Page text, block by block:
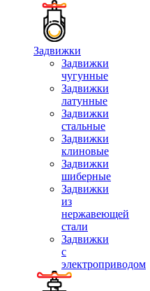
Задвижки
Задвижки
чугунные
Задвижки
латунные
Задвижки
стальные
Задвижки
клиновые
Задвижки
шиберные
Задвижки
из
нержавеющей
стали
Задвижки
с
электроприводом